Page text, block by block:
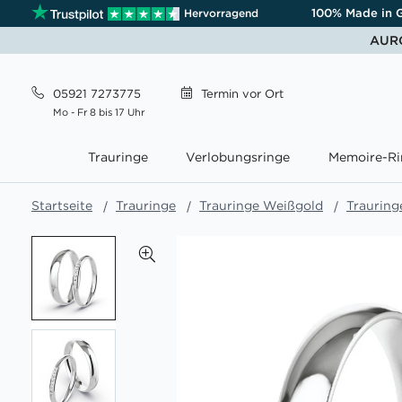
Hervorragend 100% Made in
05921 7273775
Mo - Fr 8 bis 17 Uhr
Termin vor Ort
Trauringe Verlobungsringe Memoire-
Startseite Trauringe Trauringe Weißgold
Ende
Bildgalerie
springen